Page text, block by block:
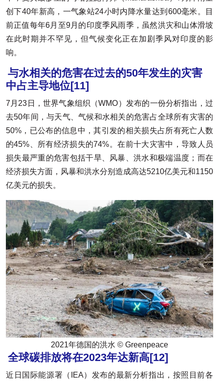
创下40年新高，一气象站24小时内降水量达到600毫米。目
前正值每年6月至9月的印度季风雨季，虽然洪灾和山体滑坡
在此时期并不罕见，但气候变化正在加剧季风对印度的影
响。
与水相关的危害在过去的50年发生的灾害
中占主导地位[11]
7月23日，世界气象组织（WMO）发布的一份分析指出，过
去50年间，与天气、气候和水相关的危害占全球所有灾害的
50%，已公布的信息中，其引发的相关损失占所有死亡人数
的45%、所有经济损失的74%。在前十大灾害中，导致人员
损失最严重的危害包括干旱、风暴、洪水和极端温度；而在
经济损失方面，风暴和洪水分别造成高达5210亿美元和1150
亿美元的损失。
2021年德国的洪水 © Greenpeace
全球碳排放将在2023年达新高[12]
近日国际能源署（IEA）发布的最新分析指出，按照目前各